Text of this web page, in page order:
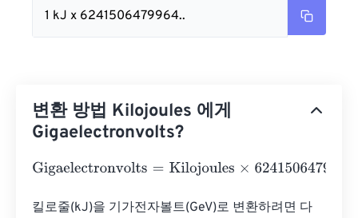
1 kJ x 6241506479964..
변환 방법 Kilojoules 에게
Gigaelectronvolts?
Gigaelectronvolts=Kilojoules×62415064799641832
킬로줄(kJ)을 기가전자볼트(GeV)로 변환하려면 다